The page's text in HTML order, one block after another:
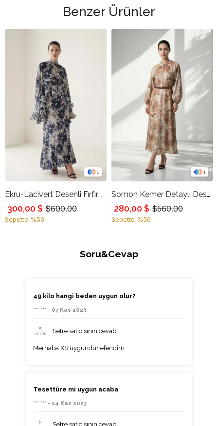
Benzer Ürünler
1
Ekru-Lacivert Desenli Fırfır Detaylı Uzun Elbise
$600.00
300,00 $
Sepette %50
1
Somon Kemer Detaylı Desenli Rahat Kesim Elbise
$560.00
280,00 $
Sepette %50
Soru&Cevap
49 kilo hangi beden uygun olur?
*** *** - 07 Kas 2023
Setre satıcısının cevabı
Merhaba XS uygundur efendim
Tesettüre mi uygun acaba
*** *** - 14 Kas 2023
Setre satıcısının cevabı